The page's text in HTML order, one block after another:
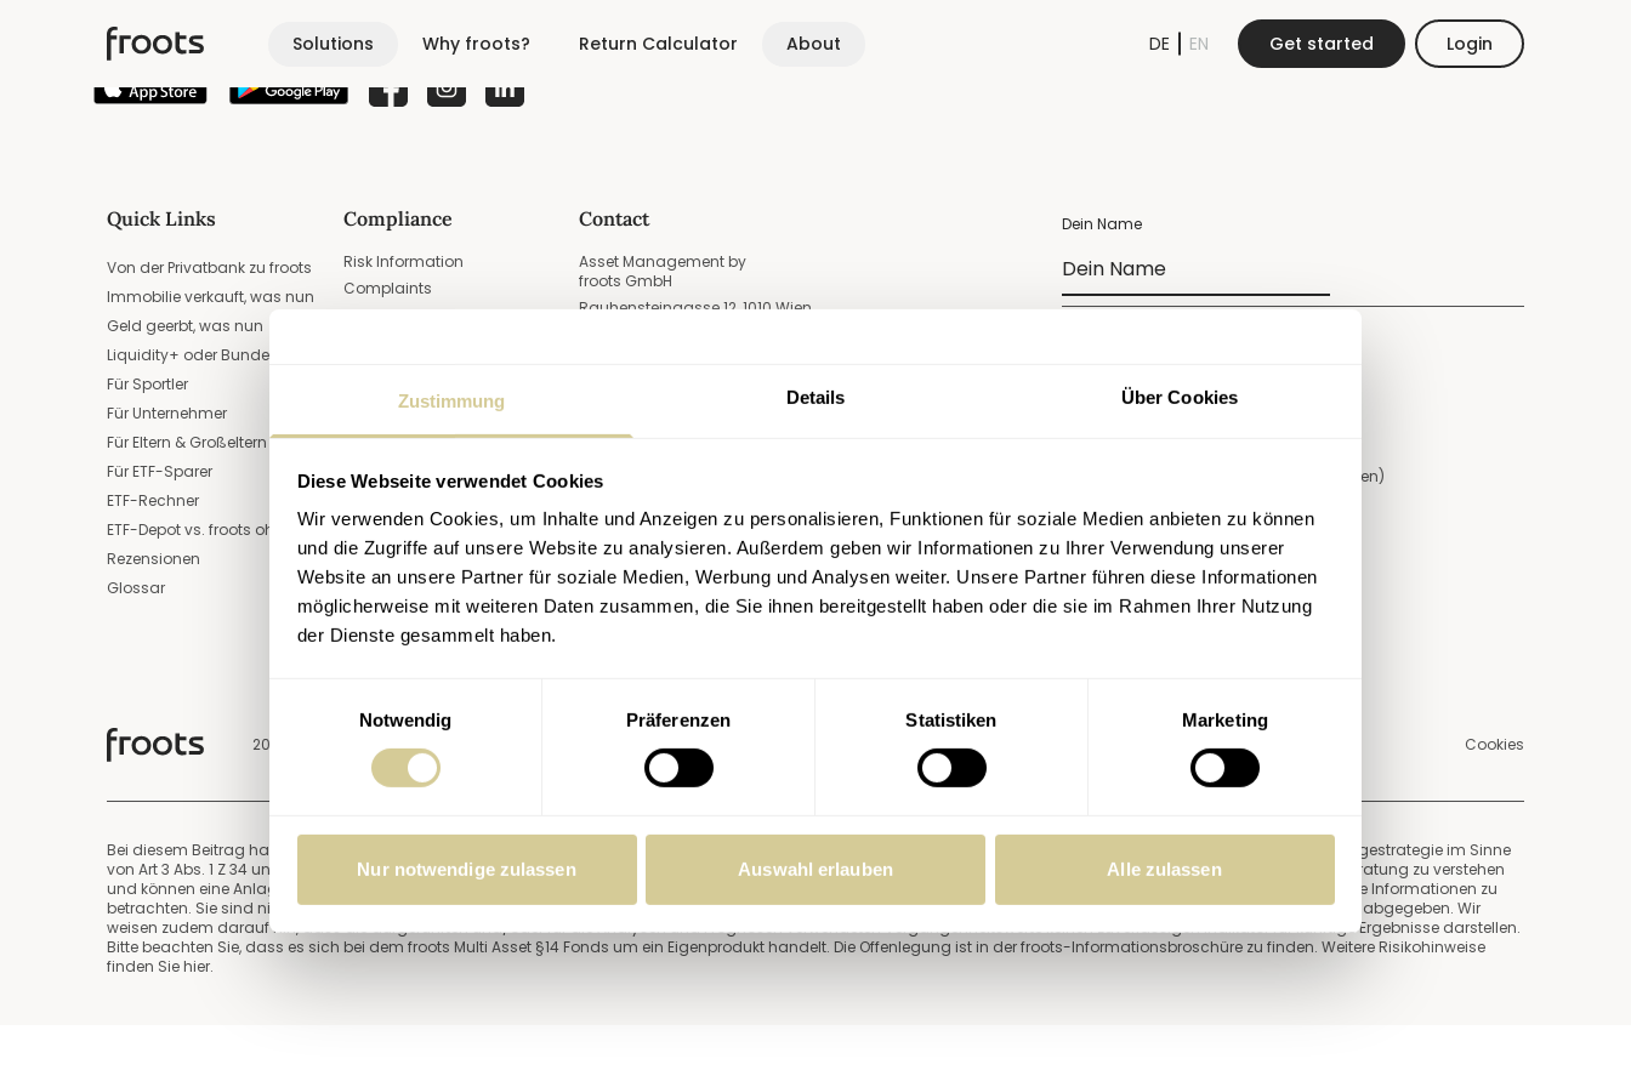
Zustimmung Details Über Cookies
Diese Webseite verwendet Cookies
Wir verwenden Cookies, um Inhalte und Anzeigen zu personalisieren, Funktionen für soziale Medien anbieten zu können
und die Zugriffe auf unsere Website zu analysieren. Außerdem geben wir Informationen zu Ihrer Verwendung unserer
Website an unsere Partner für soziale Medien, Werbung und Analysen weiter. Unsere Partner führen diese Informationen
möglicherweise mit weiteren Daten zusammen, die Sie ihnen bereitgestellt haben oder die sie im Rahmen Ihrer Nutzung
der Dienste gesammelt haben.
Notwendig
Präferenzen Statistiken Marketing
Nur notwendige zulassen Auswahl erlauben Alle zulassen
Solutions
Investing in Equity ETFs only >10 Years
Why froots? Return Calculator About DE EN Get started Login
Quick Links
Von der Privatbank zu froots
Immobilie verkauft, was nun
Geld geerbt, was nun
Liquidity+ oder Bundesschatz
Für Sportler
Für Unternehmer
Für Eltern & Großeltern
Für ETF-Sparer
ETF-Rechner
ETF-Depot vs. froots ohne KESt
Rezensionen
Glossar
Compliance
Risk Information
Complaints
Contact
Asset Management by
froots GmbH
Rauhensteingasse 12, 1010 Wien
Dein Name
Accept Newsletter
akzeptieren)
2026, froots Cookies
Bei diesem Beitrag handelt es sich um eine Marketingmitteilung. Die Informationen auf dieser Website stellen keine (Anlage-)Empfehlung und keinen Vorschlag einer Anlagestrategie im Sinne
von Art 3 Abs. 1 Z 34 und Z 35 der Marktmissbrauchsverordnung (MAR) dar. Die hier genannten Informationen sind daher nicht als Anlageempfehlung und/oder Anlageberatung zu verstehen
und können eine Anlageberatung nicht ersetzen. Die hier enthaltenen Daten, Analysen und Schlussfolgerungen sind genereller Natur und ausschließlich als unverbindliche Informationen zu
betrachten. Sie sind nicht auf die individuellen Bedürfnisse, Kenntnisse und Risikobereitschaft des Anlegers zugeschnitten und werden ausschließlich an die Öffentlichkeit abgegeben. Wir
weisen zudem darauf hin, dass die aufgeführten und/oder für die Analysen und Prognosen verwendeten Vergangenheitswerte keinen zuverlässigen Indikator für künftige Ergebnisse darstellen.
Bitte beachten Sie, dass es sich bei dem froots Multi Asset §14 Fonds um ein Eigenprodukt handelt. Die Offenlegung ist in der froots-Informationsbroschüre zu finden. Weitere Risikohinweise
finden Siehier.